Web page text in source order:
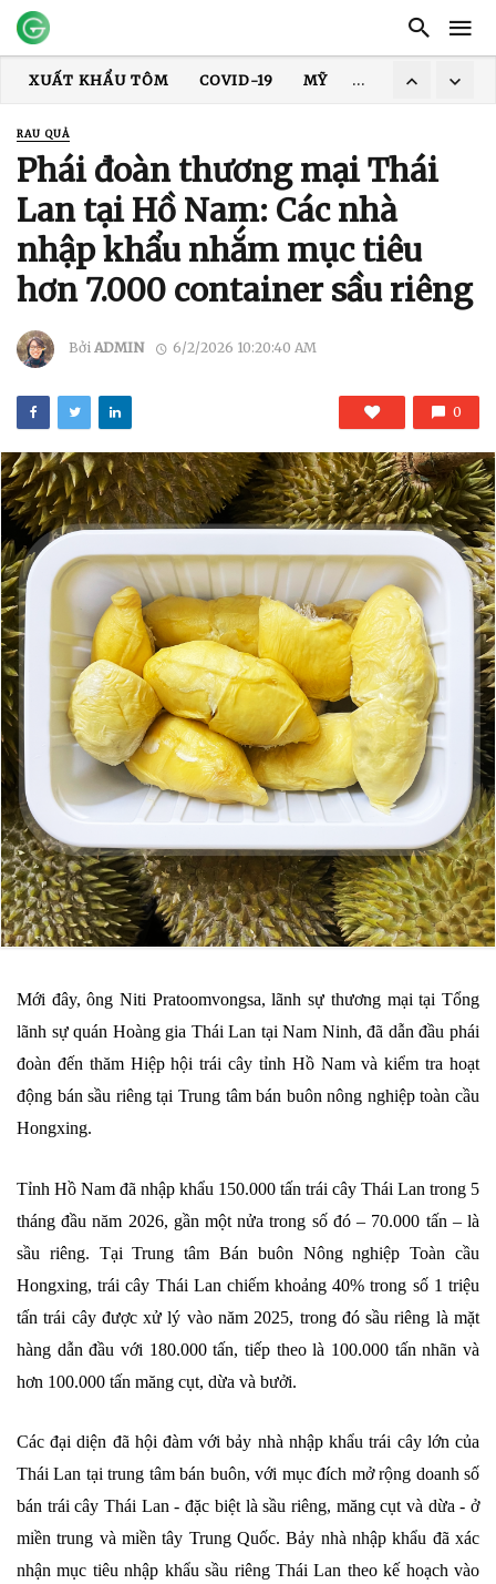
XUẤT KHẨU THỦY SẢN GIÁ TÔM
XUẤT KHẨU CÁ TRA
XUẤT KHẨU TÔM
RAU QUẢ
Phái đoàn thương mại Thái
Lan tại Hồ Nam: Các nhà
nhập khẩu nhắm mục tiêu
hơn 7.000 container sầu riêng
Bởi ADMIN 6/2/2026 10:20:40 AM
0
Mới đây, ông Niti Pratoomvongsa, lãnh sự thương mại tại Tổng
lãnh sự quán Hoàng gia Thái Lan tại Nam Ninh, đã dẫn đầu phái
đoàn đến thăm Hiệp hội trái cây tỉnh Hồ Nam và kiểm tra hoạt
động bán sầu riêng tại Trung tâm bán buôn nông nghiệp toàn cầu
Hongxing.
Tỉnh Hồ Nam đã nhập khẩu 150.000 tấn trái cây Thái Lan trong 5
tháng đầu năm 2026, gần một nửa trong số đó – 70.000 tấn – là
sầu riêng. Tại Trung tâm Bán buôn Nông nghiệp Toàn cầu
Hongxing, trái cây Thái Lan chiếm khoảng 40% trong số 1 triệu
tấn trái cây được xử lý vào năm 2025, trong đó sầu riêng là mặt
hàng dẫn đầu với 180.000 tấn, tiếp theo là 100.000 tấn nhãn và
hơn 100.000 tấn măng cụt, dừa và bưởi.
Các đại diện đã hội đàm với bảy nhà nhập khẩu trái cây lớn của
Thái Lan tại trung tâm bán buôn, với mục đích mở rộng doanh số
bán trái cây Thái Lan - đặc biệt là sầu riêng, măng cụt và dừa - ở
miền trung và miền tây Trung Quốc. Bảy nhà nhập khẩu đã xác
nhận mục tiêu nhập khẩu sầu riêng Thái Lan theo kế hoạch vào